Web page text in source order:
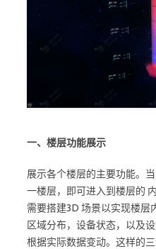
一、楼层功能展示
展示各个楼层的主要功能。
一楼层，即可进入到楼层的
需要搭建3D 场景以实现楼层
区域分布，设备状态，以及
根据实际数据变动。这样的